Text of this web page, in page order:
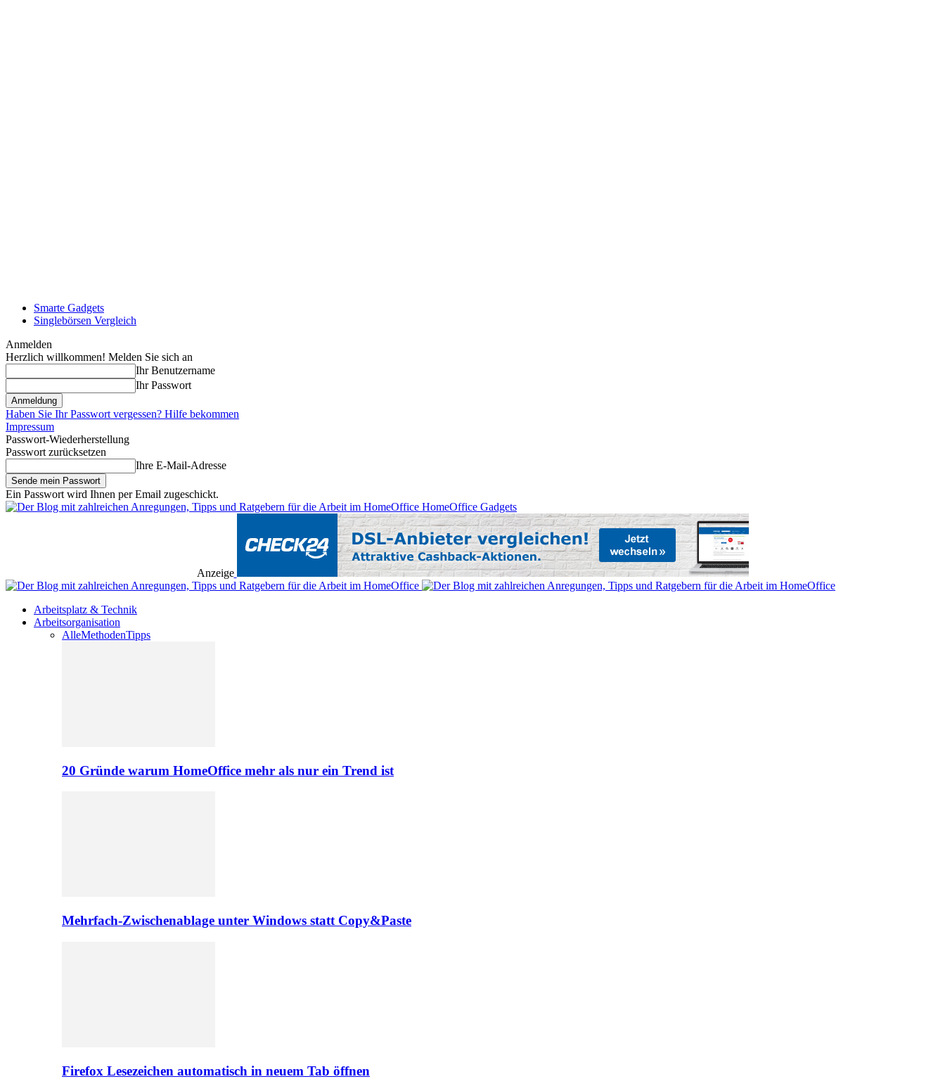
Smarte Gadgets
Singlebörsen Vergleich
Anmelden
Herzlich willkommen! Melden Sie sich an
Ihr Benutzername
Ihr Passwort
Haben Sie Ihr Passwort vergessen? Hilfe bekommen
Impressum
Passwort-Wiederherstellung
Passwort zurücksetzen
Ihre E-Mail-Adresse
Ein Passwort wird Ihnen per Email zugeschickt.
HomeOffice Gadgets
Anzeige
Arbeitsplatz & Technik
Arbeitsorganisation
AlleMethodenTipps
20 Gründe warum HomeOffice mehr als nur ein Trend ist
Mehrfach-Zwischenablage unter Windows statt Copy&Paste
Firefox Lesezeichen automatisch in neuem Tab öffnen